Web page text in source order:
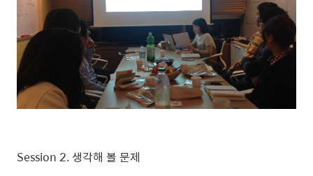
Session 2. 생각해 볼 문제